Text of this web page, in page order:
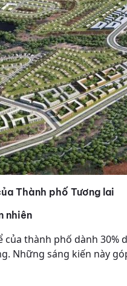
Thành phố Tương lai
nhiên
của thành phố dành
Những sáng kiến này